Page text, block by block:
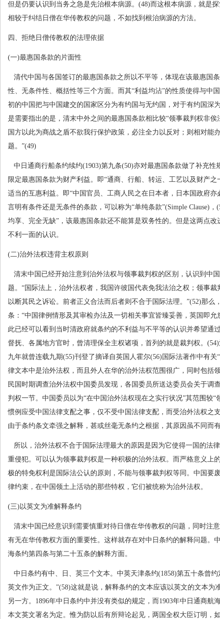
但是仍要认识到当务之急是先治根本病源。 (48)而这根本病源，就是
相较于纠结日僧在华传教权的问题，不如找到根治病源的方法。
四、拒绝日僧传教权的法理依据
(一)最惠国条款的片面性
清代中国与各国签订的最惠国条款之所以不平等，体现在该最惠国
性、无条件性、概括性等三个方面。而其“利益均沾”的性质使得与中
初的中国把与中国建交的国家区分为有约国与无约国，对于有约国深
是需要指出的是，清末中外之间的最惠国条款相比较“领事裁判权非
国方以此为商战之盾不欲我行保护政策，必注全力以反对；则相对能
题。”(49)
中日通商行船条约续约(1903)第九条(50)亦对最惠国条款做了补充性
限定最惠国条款为财产利益。即“通商、行船、转运、工艺以及财产
适当的互惠利益。即“中国官员、工商人民之在日本者，日本国政府
言明有条件还是无条件的条款，可以称为“单纯条款”(Simple Clause) ，
均享、完全无缺”，该最惠国条款还不能算是双务性的。但是这两点
不利一面的认识。
(二)治外法权违背主权原则
清末中国已经开始注意到治外法权与领事裁判权的区别，认识到中
题。“国际法上，治外法权者，我国许彼国代表免我法治之权；领事
以断其民之诉讼。前者正义合法而后者则不合于国际法理。”(52)那么
条：“中国律例情形及其审检办法及一切相关事宜皆臻妥善，英国即
此已经可以看到当时清政府就条约的不利益与不平等的认识并希望通
督抚、各属地方官时，曾清理保全主权诸项，首列的就是裁判权。 (54)
九年就曾连载九期(55)刊登了摘译自英国人霍尔(56) 国际法著作中有关
律文本中是治外法权，而且外人在华的治外法权范围很广，同时包括
民国时期调查治外法权中国委员发现，各国委员所送达委员会关于调
判权一节。中国委员以为“在中国治外法权现在之实行状况”其范围较
惯例应受中国法律支配之事，仅不受中国法律支配，而受治外法权之
由于条约条文牵强之解释，甚或丝毫无条约之根据，其原因虽不同而
所以，治外法权不合于国际法理最大的原因是因为它使得一国的法
重侵犯。可以认为领事裁判权是一种积极的治外法权。而严格意义上
极的特免权利是国际法公认的原则，不能与领事裁判权等同。中国要
律约束，在中国领土上活动的那些特权，它们被统称为治外法权。
(三) 以英文为准解释条约
清末中国已经意识到需要慎重对待日僧在华传教权的问题，同时注
有无在华传教权方面的重要性。这样就存在对中日条约的解释问题。
海条约第四条与第二十五条的解释方面。
中日条约有中、日、英三个文本。中英天津条约(1858)第五十条曾约
英文作为正文。”(58)这就是说，解释条约的文本应该以英文的文本为
另一方。 1896年中日条约中并没有类似的规定，而 1903年中日通商航
本文英文署名为定。惟为防以后有所辩论起见，两国全权大臣订明，